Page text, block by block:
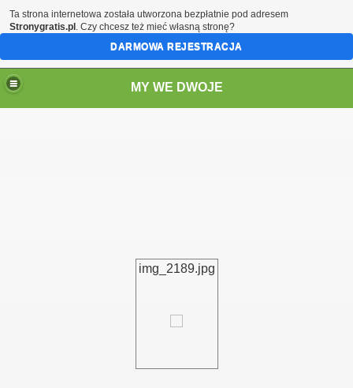
MY WE DWOJE
img_2189.jpg
Ta strona internetowa została utworzona bezpłatnie pod adresem
Stronygratis.pl . Czy chcesz też mieć własną stronę?
DARMOWA REJESTRACJA